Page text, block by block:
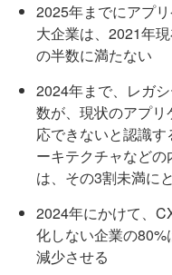
2025年までにアプ
大企業は、2021年
の半数に満たない
2024年まで、レガ
数が、現状のアプ
応できないと認識
ーキテクチャなど
は、その3割未満に
2024年にかけて、
化しない企業の
減少させる